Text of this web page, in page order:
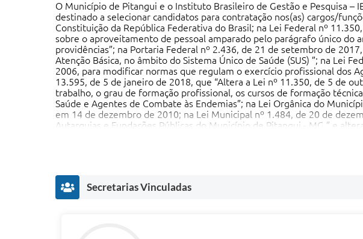
O Município de Pitangui e o Instituto Brasileiro de Gestão e Pesquisa –
destinado a selecionar candidatos para contratação nos(as) cargos/
Constituição da República Federativa do Brasil; na Lei Federal nº
sobre o aproveitamento de pessoal amparado pelo parágrafo único do
providências”; na Portaria Federal nº 2.436, de 21 de setembro de
Atenção Básica, no âmbito do Sistema Único de Saúde (SUS) ”; na Lei
2006, para modificar normas que regulam o exercício profissional dos
13.595, de 5 de janeiro de 2018, que “Altera a Lei nº 11.350, de 5 de
trabalho, o grau de formação profissional, os cursos de formação
Saúde e Agentes de Combate às Endemias”; na Lei Orgânica do
em 14 de dezembro de 2010; na Lei Municipal nº 1.484, de 20 de
Autarquias e Fundações Públicas do Município de Pitangui - MG.” e
regulamentação das profissões de Agente Comunitário de Saúde
providências.” e alterações; e, subsidiariamente, na Lei Orgânica do
normas contidas neste Edital.
Secretarias Vinculadas